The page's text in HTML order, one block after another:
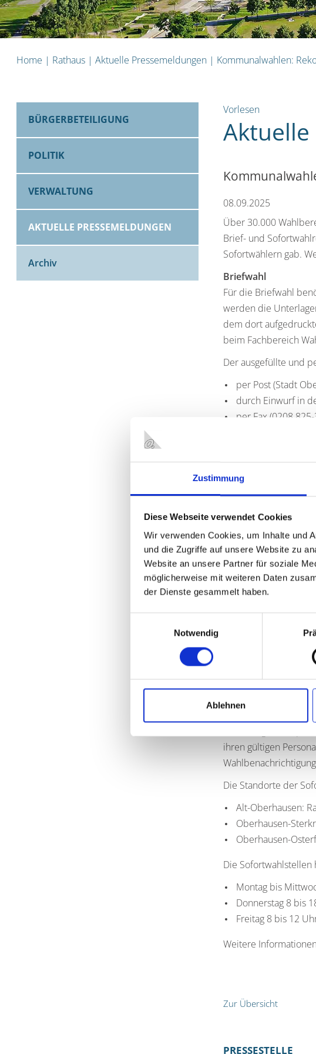
Zustimmung
Diese Webseite verwendet Cookies
Wir verwenden Cookies, um Inhalte und
und die Zugriffe auf unsere Website zu
Website an unsere Partner für soziale
möglicherweise mit weiteren Daten
der Dienste gesammelt haben.
Notwendig
Ablehnen
Home | Rathaus | Aktuelle Pressemeldungen | Kommunalwahlen:
BÜRGERBETEILIGUNG
POLITIK
VERWALTUNG
AKTUELLE PRESSEMELDUNGEN
Archiv
Vorlesen
Aktuelle
08.09.2025
Über 30.000
Brief- und
Sofortwählern gab.
Briefwahl
Für die Briefwahl
werden die
dem dort
beim Fachbereich
Der ausgefüllte und
per Post (Stadt
durch Einwurf in
per Fax (0208
Bei Beantragung per
Postleitzahl, Ort
ist eine
Die
nächsten Tag, also
ihre Wahlunterlagen
rechtzeitig versendet
Postweg zu unsicher
am Wahltag bis 16
Fristen zur Briefwahl
Freitag, 12.
Sonntag, 14.
Bis Freitag, 12.
ihren gültigen
Die Standorte der
Alt-Oberhausen:
Oberhausen-
Oberhausen-
Die Sofortwahlstellen
Montag bis
Donnerstag 8 bis
Freitag 8 bis 12
Weitere
Zur Übersicht
PRESSESTELLE